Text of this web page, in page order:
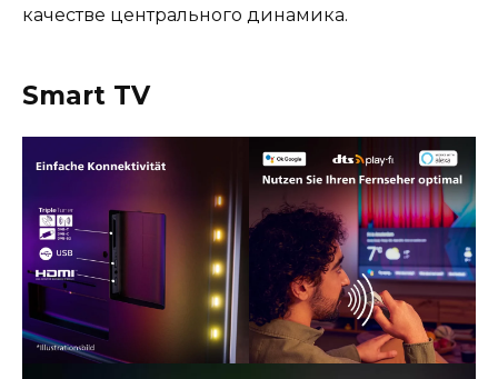
качестве центрального динамика.
Smart TV